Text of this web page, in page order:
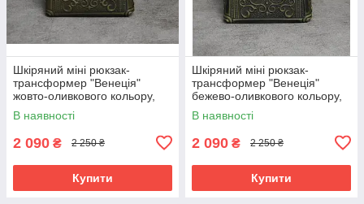
Шкіряний міні рюкзак-
трансформер "Венеція"
жовто-оливкового кольору,
17х19х7 см
В наявності
2 090 ₴ 2 250 ₴
Купити
Шкіряний міні рюкзак-
трансформер "Венеція"
бежево-оливкового кольору,
17х19х7 см
В наявності
2 090 ₴ 2 250 ₴
Купити